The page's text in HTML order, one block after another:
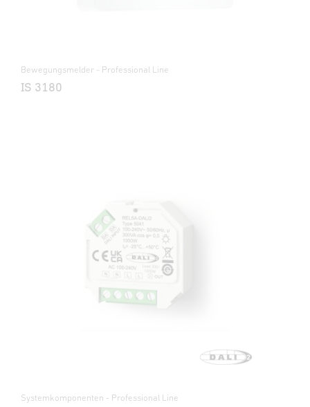
Bewegungsmelder - Professional Line
IS 3180
Systemkomponenten - Professional Line